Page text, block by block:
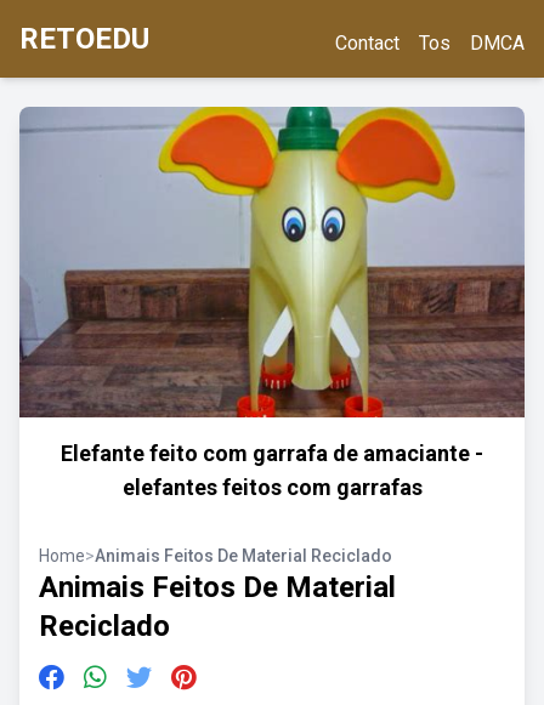
RETOEDU Contact Tos DMCA
Elefante feito com garrafa de amaciante -
elefantes feitos com garrafas
Home>Animais Feitos De Material Reciclado
Animais Feitos De Material
Reciclado